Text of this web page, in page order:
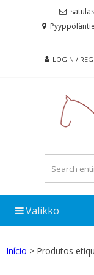
LOGIN /
Valikko
Início > Produtos